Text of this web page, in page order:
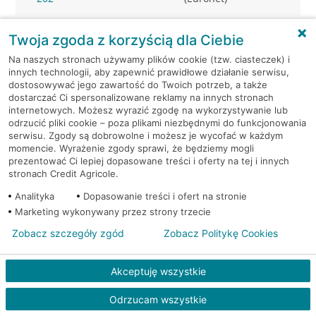
Warszawa, al.
Jerozolimskie 27
Bankomat w placówce
CA BP
Warszawa, al.
Jerozolimskie 27
Bankomat w placówce
CA BP
Warszawa, al. Jerozolimskie
54
Bankomat
(Euronet)
Warszawa, al. Jerozolimskie
65/79
(Euronet)
65/79
(Euronet)
Warszawa, Al.Jerozolimskie
87
Bankomat (Planet
Cash)
Twoja zgoda z korzyścią dla Ciebie
Na naszych stronach używamy plików cookie (tzw. ciasteczek) i
innych technologii, aby zapewnić prawidłowe działanie serwisu,
dostosowywać jego zawartość do Twoich potrzeb, a także
dostarczać Ci spersonalizowane reklamy na innych stronach
internetowych. Możesz wyrazić zgodę na wykorzystywanie lub
odrzucić pliki cookie – poza plikami niezbędnymi do funkcjonowania
serwisu. Zgody są dobrowolne i możesz je wycofać w każdym
momencie. Wyrażenie zgody sprawi, że będziemy mogli
prezentować Ci lepiej dopasowane treści i oferty na tej i innych
stronach Credit Agricole.
Analityka
Dopasowanie treści i ofert na stronie
Marketing wykonywany przez strony trzecie
Akceptuję wszystkie
Odrzucam wszystkie
Zobacz szczegóły zgód Zobacz Politykę Cookies